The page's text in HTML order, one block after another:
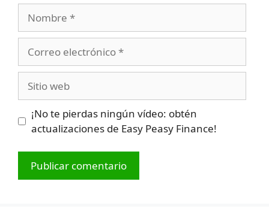
electrónico
web
¡No te pierdas ningún vídeo: obtén
actualizaciones de Easy Peasy Finance!